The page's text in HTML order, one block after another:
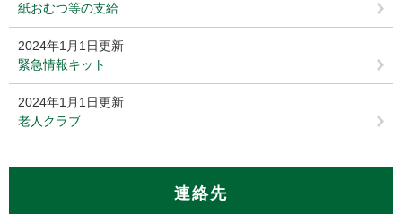
紙おむつ等の支給
2024年1月1日更新
緊急情報キット
2024年1月1日更新
老人クラブ
連絡先